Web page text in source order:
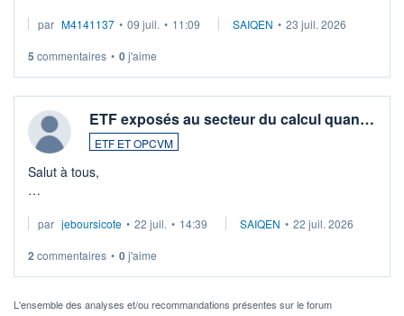
par M4141137 • 09 juil. • 11:09 SAIQEN • 23 juil. 2026
5 commentaires • 0j'aime
ETF exposés au secteur du calcul quan…
ETF ET OPCVM
Salut à tous,
via un ETF plutôt que des actions individuelles.
Idéalement, je voudrais qu'il soit éligible au PEA.
Pour l' ...
par jeboursicote • 22 juil. • 14:39 SAIQEN • 22 juil. 2026
2 commentaires • 0j'aime
L'ensemble des analyses et/ou recommandations présentes sur le forum